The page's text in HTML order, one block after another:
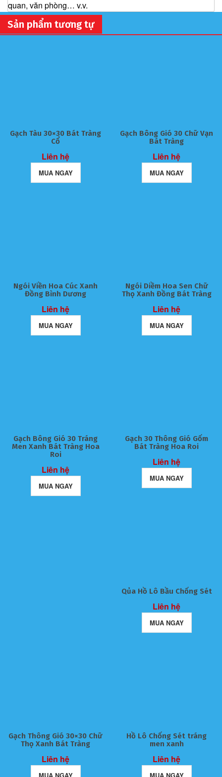
quan, văn phòng… v.v.
Sản phẩm tương tự
Gạch Tàu 30×30 Bát Tràng
Cổ
Liên hệ
MUA NGAY
Gạch Bông Gió 30 Chữ Vạn
Bát Tràng
Liên hệ
MUA NGAY
Ngói Viền Hoa Cúc Xanh
Đồng Bình Dương
Liên hệ
MUA NGAY
Ngói Diềm Hoa Sen Chữ
Thọ Xanh Đồng Bát Tràng
Liên hệ
MUA NGAY
Gạch Bông Gió 30 Tráng
Men Xanh Bát Tràng Hoa
Roi
Liên hệ
MUA NGAY
Gạch 30 Thông Gió Gốm
Bát Tràng Hoa Roi
Liên hệ
MUA NGAY
Qủa Hồ Lô Bầu Chống Sét
Liên hệ
MUA NGAY
Gạch Thông Gió 30×30 Chữ
Thọ Xanh Bát Tràng
Liên hệ
Hồ Lô Chống Sét tráng
men xanh
Liên hệ